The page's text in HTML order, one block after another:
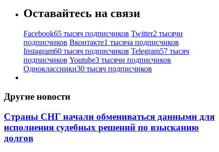
Оставайтесь на связи
Facebook65 тысяч подписчиков Twitter2 тысячи
подписчиков Вконтакте1 тысяча подписчиков
Instagram60 тысяч подписчиков Telegram57 тысяч
подписчиков Youtube3 тысячи подписчиков
Одноклассники30 тысяч подписчиков
Другие новости
Страны СНГ начали обмениваться данными для
исполнения судебных решений по взысканию
долгов